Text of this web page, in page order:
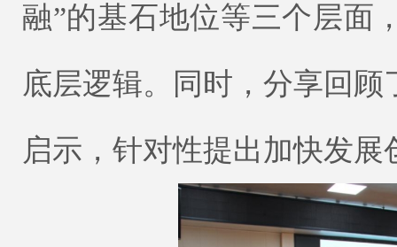
融”的基石地位等三个层面
底层逻辑。同时，分享回
启示，针对性提出加快发